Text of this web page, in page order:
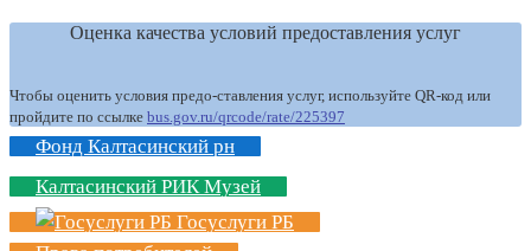
Оценка качества условий предоставления услуг
Чтобы оценить условия предо-ставления услуг, используйте QR-код или
пройдите по ссылке bus.gov.ru/qrcode/rate/225397
Фонд Калтасинский рн
Калтасинский РИК Музей
Госуслуги РБ